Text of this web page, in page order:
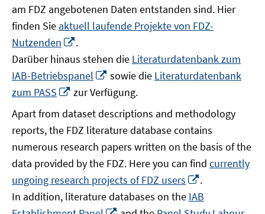
am FDZ angebotenen Daten entstanden sind. Hier
finden Sie aktuell laufende Projekte von FDZ-
Nutzenden
neuem
Fenster
öffnen
.
Darüber hinaus stehen die Literaturdatenbank zum
IAB-Betriebspanel
In
neuem
Fenster
öffnen
sowie die Literaturdatenbank
zum PASS
In
Fenster
öffnen
zur Verfügung.
Apart from dataset descriptions and methodology
reports, the FDZ literature database contains
numerous research papers written on the basis of the
data provided by the FDZ. Here you can find currently
ungoing research projects of FDZ users
neuem
Fenster
.
In addition, literature databases on the IAB